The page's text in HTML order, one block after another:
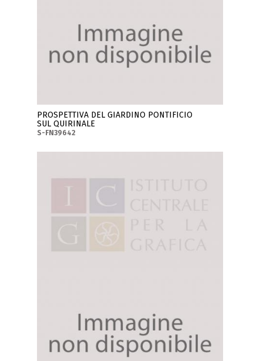
PROSPETTIVA DEL GIARDINO PONTIFICIO
SUL QUIRINALE
S-FN39642